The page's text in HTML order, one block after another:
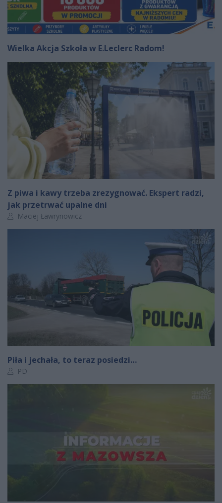
Wielka Akcja Szkoła w E.Leclerc Radom!
Z piwa i kawy trzeba zrezygnować. Ekspert radzi,
jak przetrwać upalne dni
Autor artykułu:
Maciej Ławrynowicz
Piła i jechała, to teraz posiedzi…
Autor artykułu:
PD